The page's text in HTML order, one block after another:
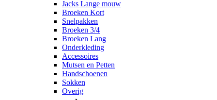
Jacks Lange mouw
Broeken Kort
Snelpakken
Broeken 3/4
Broeken Lang
Onderkleding
Accessoires
Mutsen en Petten
Handschoenen
Sokken
Overig